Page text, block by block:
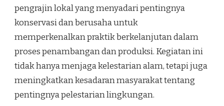
pengrajin lokal yang menyadari pentingnya
konservasi dan berusaha untuk
memperkenalkan praktik berkelanjutan dalam
proses penambangan dan produksi. Kegiatan ini
tidak hanya menjaga kelestarian alam, tetapi juga
meningkatkan kesadaran masyarakat tentang
pentingnya pelestarian lingkungan.